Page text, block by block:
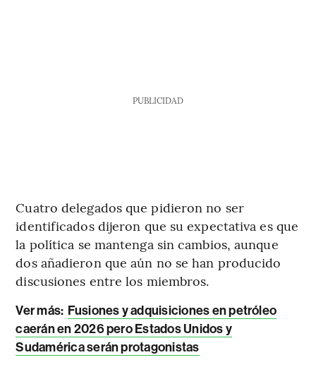
PUBLICIDAD
Cuatro delegados que pidieron no ser
identificados dijeron que su expectativa es que
la política se mantenga sin cambios, aunque
dos añadieron que aún no se han producido
discusiones entre los miembros.
Ver más: Fusiones y adquisiciones en petróleo
caerán en 2026 pero Estados Unidos y
Sudamérica serán protagonistas